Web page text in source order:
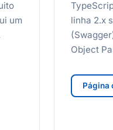
um
linha 2.x
Object
Página